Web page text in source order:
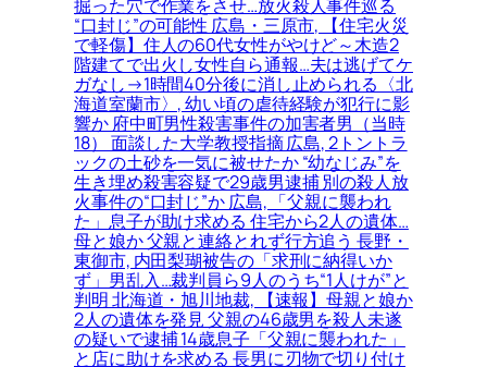
掘った穴で作業をさせ…放火殺人事件巡る
“口封じ”の可能性 広島・三原市, 【住宅火災
で軽傷】住人の60代女性がやけど～木造2
階建てで出火し女性自ら通報…夫は逃げてケ
ガなし→1時間40分後に消し止められる〈北
海道室蘭市〉, 幼い頃の虐待経験が犯行に影
響か 府中町男性殺害事件の加害者男（当時
18） 面談した大学教授指摘 広島, 2トントラ
ックの土砂を一気に被せたか “幼なじみ”を
生き埋め殺害容疑で29歳男逮捕 別の殺人放
火事件の“口封じ”か 広島, 「父親に襲われ
た」息子が助け求める 住宅から2人の遺体…
母と娘か 父親と連絡とれず行方追う 長野・
東御市, 内田梨瑚被告の「求刑に納得いか
ず」男乱入…裁判員ら9人のうち“1人けが”と
判明 北海道・旭川地裁, 【速報】母親と娘か
2人の遺体を発見 父親の46歳男を殺人未遂
の疑いで逮捕 14歳息子「父親に襲われた」
と店に助けを求める 長男に刃物で切り付け